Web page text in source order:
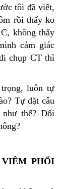
tôi đã viết,
rồi thấy ko
không thấy
cảm giác
chụp CT thì
luôn tự
Tự đặt câu
thế? Đối
PHỔI